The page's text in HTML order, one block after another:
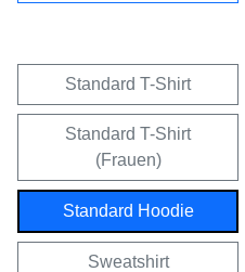
Standard T-Shirt
Standard T-Shirt
(Frauen)
Standard Hoodie
Sweatshirt